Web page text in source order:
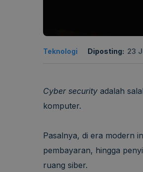
Teknologi Diposting: 23
Cyber security adalah
komputer.
Pasalnya, di era modern
pembayaran, hingga
ruang siber.